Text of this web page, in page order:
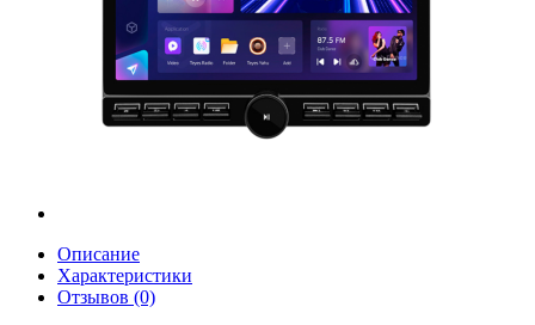
Описание
Характеристики
Отзывов (0)